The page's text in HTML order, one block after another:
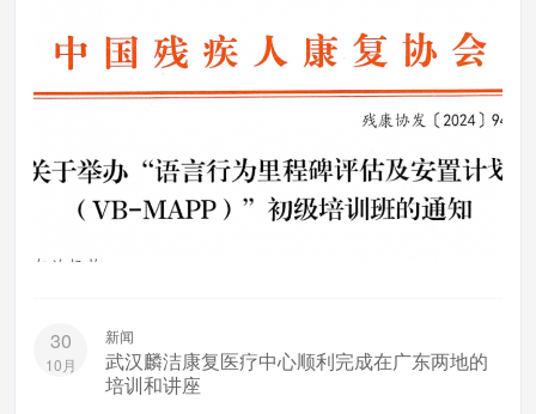
30
10月
新闻
武汉麟洁康复医疗中心顺利完成在广东两地的
培训和讲座